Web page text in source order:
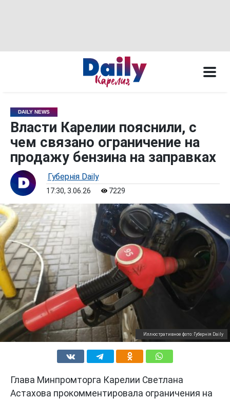
DAILY NEWS
Власти Карелии пояснили, с
чем связано ограничение на
продажу бензина на заправках
Губернiя Daily
17:30, 3.06.26 7229
Иллюстративное фото: Губернiя Daily
Глава Минпромторга Карелии Светлана
Астахова прокомментировала ограничения на